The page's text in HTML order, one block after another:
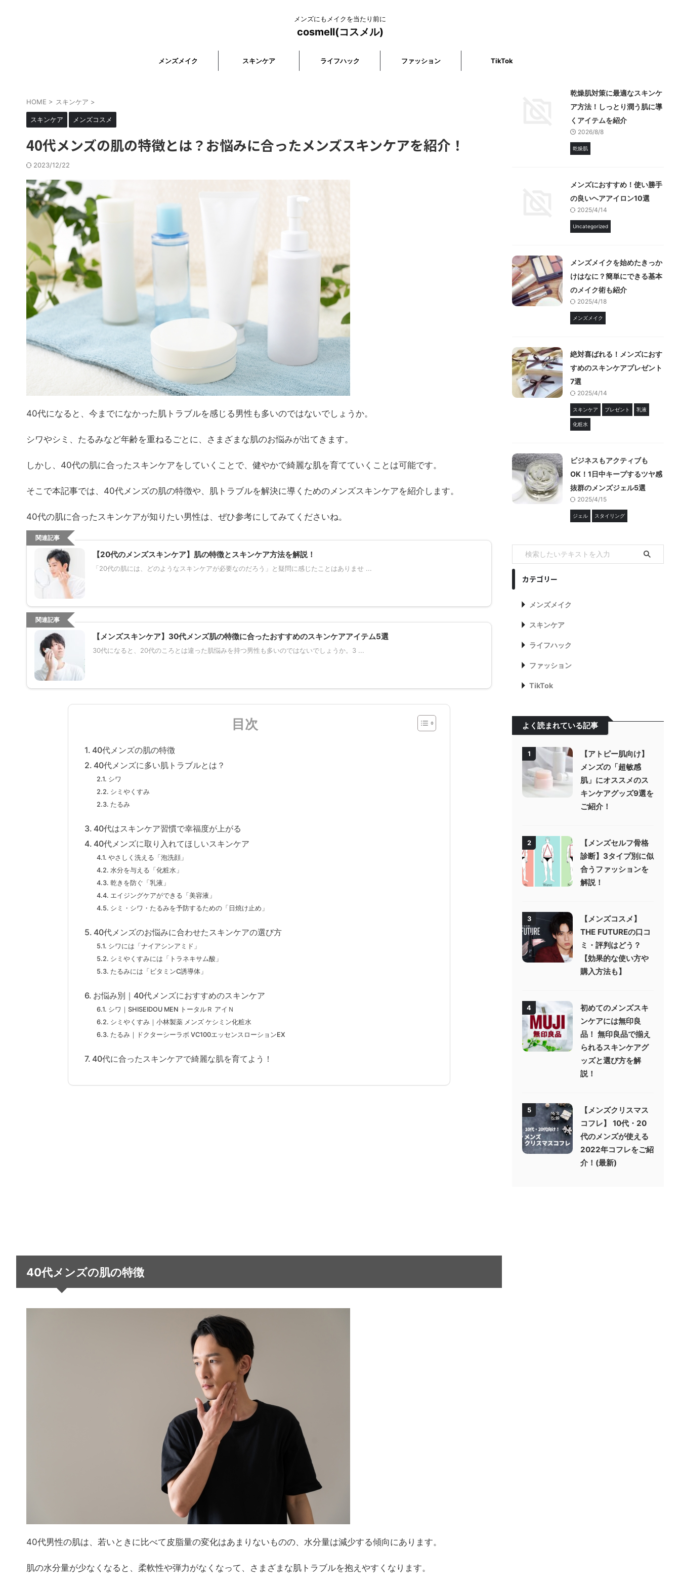
メンズにもメイクを当たり前に
cosmell(コスメル)
メンズメイク スキンケア ライフハック ファッション TikTok
HOME > スキンケア >
スキンケア メンズコスメ
40代メンズの肌の特徴とは？お悩みに合ったメンズスキンケアを紹介！
2023/12/22
40代になると、今までになかった肌トラブルを感じる男性も多いのではないでしょうか。
シワやシミ、たるみなど年齢を重ねるごとに、さまざまな肌のお悩みが出てきます。
しかし、40代の肌に合ったスキンケアをしていくことで、健やかで綺麗な肌を育てていくことは可能です。
そこで本記事では、40代メンズの肌の特徴や、肌トラブルを解決に導くためのメンズスキンケアを紹介します。
40代の肌に合ったスキンケアが知りたい男性は、ぜひ参考にしてみてくださいね。
関連記事
【20代のメンズスキンケア】肌の特徴とスキンケア方法を解説！
「20代の肌には、どのようなスキンケアが必要なのだろう」と疑問に感じたことはありませ ...
関連記事
【メンズスキンケア】30代メンズ肌の特徴に合ったおすすめのスキンケアアイテム5選
30代になると、20代のころとは違った肌悩みを持つ男性も多いのではないでしょうか。3 ...
目次
40代メンズの肌の特徴
40代メンズに多い肌トラブルとは？
シワ
シミやくすみ
たるみ
40代はスキンケア習慣で幸福度が上がる
40代メンズに取り入れてほしいスキンケア
やさしく洗える「泡洗顔」
水分を与える「化粧水」
乾きを防ぐ「乳液」
エイジングケアができる「美容液」
シミ・シワ・たるみを予防するための「日焼け止め」
40代メンズのお悩みに合わせたスキンケアの選び方
シワには「ナイアシンアミド」
シミやくすみには「トラネキサム酸」
たるみには「ビタミンC誘導体」
お悩み別｜40代メンズにおすすめのスキンケア
シワ｜SHISEIDOU MEN トータルＲ アイＮ
シミやくすみ｜小林製薬 メンズ ケシミン化粧水
たるみ｜ドクターシーラボ VC100エッセンスローションEX
40代に合ったスキンケアで綺麗な肌を育てよう！
40代メンズの肌の特徴
40代男性の肌は、若いときに比べて皮脂量の変化はあまりないものの、水分量は減少する傾向にあります。
肌の水分量が少なくなると、柔軟性や弾力がなくなって、さまざまな肌トラブルを抱えやすくなります。
乾燥肌対策に最適なスキンケ
ア方法！しっとり潤う肌に導
くアイテムを紹介
2026/8/8
乾燥肌
メンズにおすすめ！使い勝手
の良いヘアアイロン10選
2025/4/14
Uncategorized
メンズメイクを始めたきっか
けはなに？簡単にできる基本
のメイク術も紹介
2025/4/18
メンズメイク
絶対喜ばれる！メンズにおす
すめのスキンケアプレゼント
7選
2025/4/14
スキンケア プレゼント 乳液
化粧水
ビジネスもアクティブも
OK！1日中キープするツヤ感
抜群のメンズジェル5選
2025/4/15
ジェル スタイリング
カテゴリー
メンズメイク
スキンケア
ライフハック
ファッション
TikTok
よく読まれている記事
1
【アトピー肌向け】
メンズの「超敏感
肌」にオススメのス
キンケアグッズ9選を
ご紹介！
2
【メンズセルフ骨格
診断】3タイプ別に似
合うファッションを
解説！
3
【メンズコスメ】
THE FUTUREの口コ
ミ・評判はどう？
【効果的な使い方や
購入方法も】
4
初めてのメンズスキ
ンケアには無印良
品！ 無印良品で揃え
られるスキンケアグ
ッズと選び方を解
説！
5
【メンズクリスマス
コフレ】 10代・20
代のメンズが使える
2022年コフレをご紹
介！(最新)